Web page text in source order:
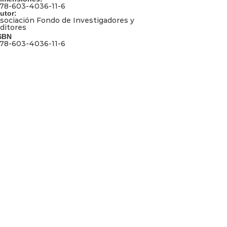
603-4036-11-6
Fondo de Investigadores y
603-4036-11-6